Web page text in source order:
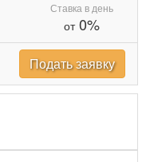
Ставка в день
от0%
Подать заявку